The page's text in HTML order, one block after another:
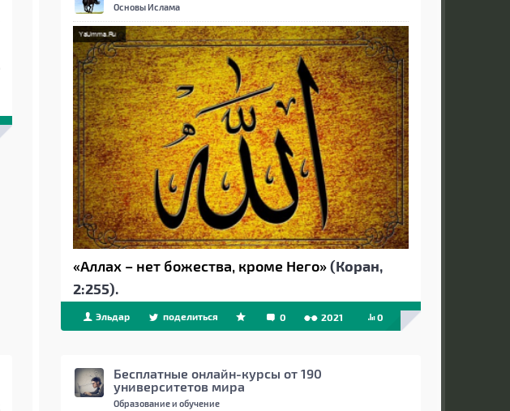
Основы Ислама
«Аллах – нет божества, кроме Него»(Коран,
2:255).
Эльдар поделиться 0 0
2021
Бесплатные онлайн-курсы от 190
университетов мира
Образование и обучение